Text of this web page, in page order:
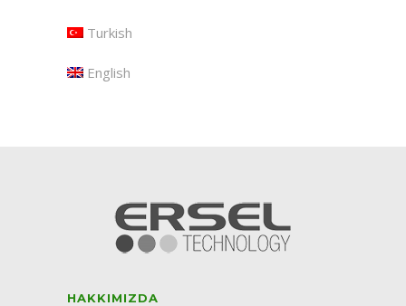
Turkish
English
HAKKIMIZDA